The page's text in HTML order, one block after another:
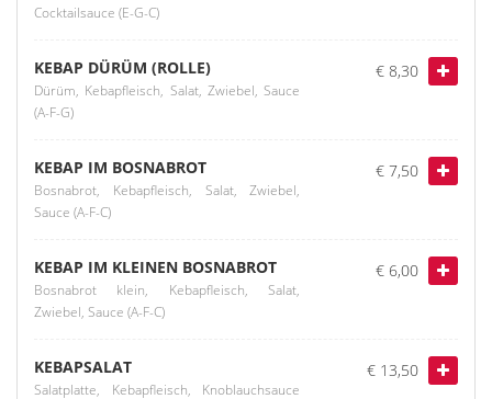
Cocktailsauce (E-G-C)
KEBAP DÜRÜM (ROLLE)
Dürüm, Kebapfleisch, Salat, Zwiebel, Sauce
(A-F-G)
€ 8,30
KEBAP IM BOSNABROT
Bosnabrot, Kebapfleisch, Salat, Zwiebel,
Sauce (A-F-C)
€ 7,50
KEBAP IM KLEINEN BOSNABROT
Bosnabrot klein, Kebapfleisch, Salat,
Zwiebel, Sauce (A-F-C)
€ 6,00
KEBAPSALAT
Salatplatte, Kebapfleisch, Knoblauchsauce
€ 13,50